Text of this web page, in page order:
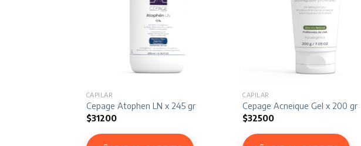
CAPILAR
Cepage Atophen LN x 245 gr
$31200
CAPILAR
Cepage Acneique Gel x 200 gr
$32500
Spray Continuo FPS 50 x 170 ml